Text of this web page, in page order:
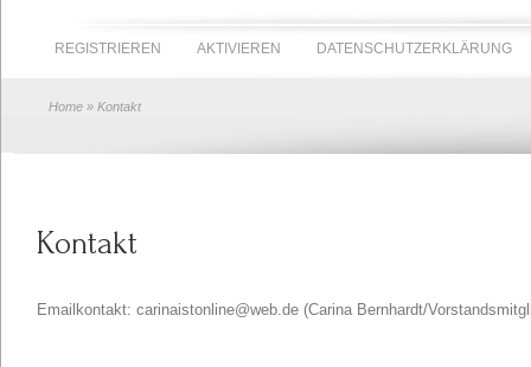
REGISTRIEREN AKTIVIEREN DATENSCHUTZERKLÄRUNG
Home » Kontakt
Kontakt
Emailkontakt: carinaistonline@web.de (Carina Bernhardt/